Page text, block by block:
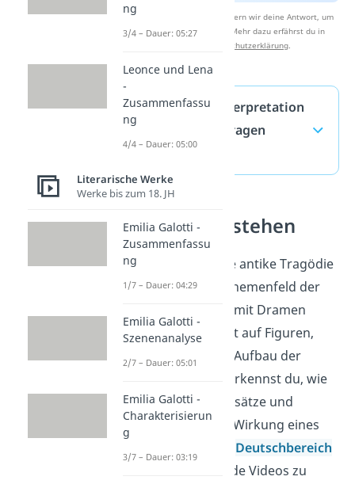
Nach Beantwortung speichern wir deine Antwort, um
Studyflix zu verbessern. Mehr dazu erfährst du in
Datenschutzerklärung.
Antigone – Interpretation
— häufigste Fragen
(ausklappen)
Dramen verstehen
„Antigone“ ist eine antike Tragödie
und gehört zum Themenfeld der
Dramen. Wer sich mit Dramen
beschäftigt, schaut auf Figuren,
Konflikte und den Aufbau der
Handlung. Dabei erkennst du, wie
Gespräche, Gegensätze und
Wendepunkte die Wirkung eines
Deutschbereich
findest du passende Videos zu
ng
3/4 – Dauer: 05:27
Leonce und Lena
-
Zusammenfassu
ng
4/4 – Dauer: 05:00
Literarische Werke
Werke bis zum 18. JH
Emilia Galotti -
Zusammenfassu
ng
1/7 – Dauer: 04:29
Emilia Galotti -
Szenenanalyse
2/7 – Dauer: 05:01
Emilia Galotti -
Charakterisierun
g
3/7 – Dauer: 03:19